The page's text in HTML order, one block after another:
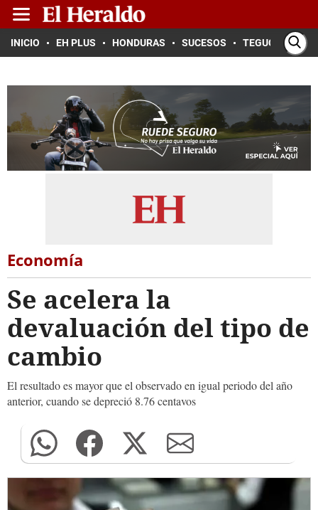
INICIO EH PLUS HONDURAS SUCESOS TEGUCIGALPA
Economía
Se acelera la
devaluación del tipo de
cambio
El resultado es mayor que el observado en igual periodo del año
anterior, cuando se depreció 8.76 centavos